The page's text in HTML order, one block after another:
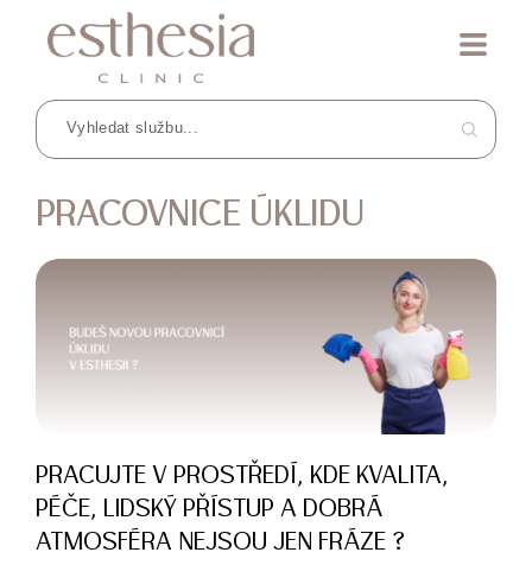
PRACOVNICE ÚKLIDU
PRACUJTE V PROSTŘEDÍ, KDE KVALITA,
PÉČE, LIDSKÝ PŘÍSTUP A DOBRÁ
ATMOSFÉRA NEJSOU JEN FRÁZE ?